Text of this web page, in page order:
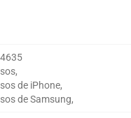
,
de iPhone,
de Samsung,